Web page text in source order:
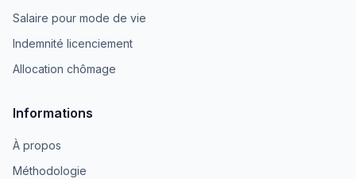
Salaire pour mode de vie
Indemnité licenciement
Allocation chômage
Informations
À propos
Méthodologie